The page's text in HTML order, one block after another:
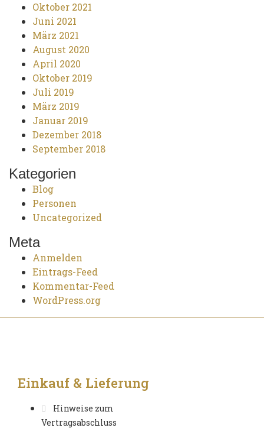
Oktober 2021
Juni 2021
März 2021
August 2020
April 2020
Oktober 2019
Juli 2019
März 2019
Januar 2019
Dezember 2018
September 2018
Kategorien
Blog
Personen
Uncategorized
Meta
Anmelden
Eintrags-Feed
Kommentar-Feed
WordPress.org
Einkauf & Lieferung
Hinweise zum
Vertragsabschluss